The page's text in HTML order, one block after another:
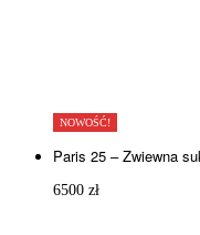
NOWOŚĆ!
Paris 25 – Zwiewna
6500 zł